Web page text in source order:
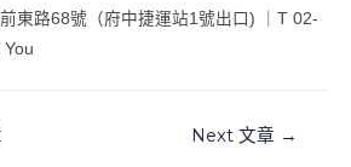
東路68號（府中捷運站1號出口) ｜T 02-
Next 文章 →